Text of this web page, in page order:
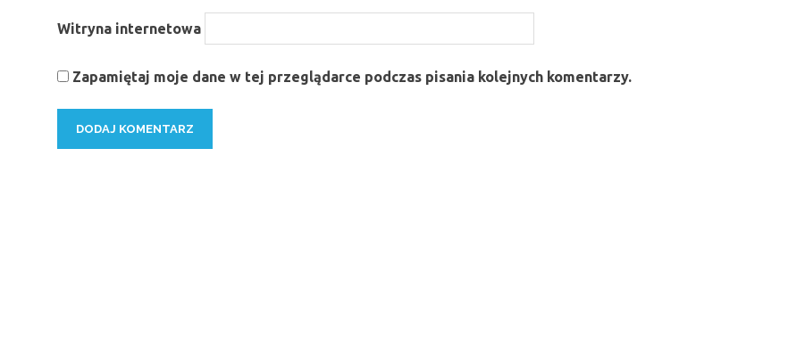
Witryna internetowa
Zapamiętaj moje dane w tej przeglądarce podczas pisania kolejnych komentarzy.